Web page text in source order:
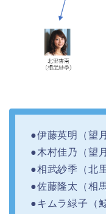
●伊藤英明（望
●木村佳乃（望
●相武紗季（北
●佐藤隆太（相
●キムラ緑子（